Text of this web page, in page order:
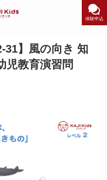
体験申込
31】風の向き 知
児教育演習問